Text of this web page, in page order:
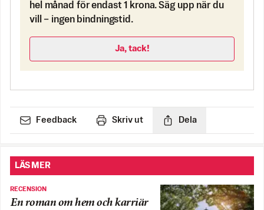
hel månad för endast 1 krona. Säg upp när du
vill – ingen bindningstid.
Ja, tack!
Feedback Skriv ut Dela
LÄS MER
RECENSION
En roman om hem och karriär